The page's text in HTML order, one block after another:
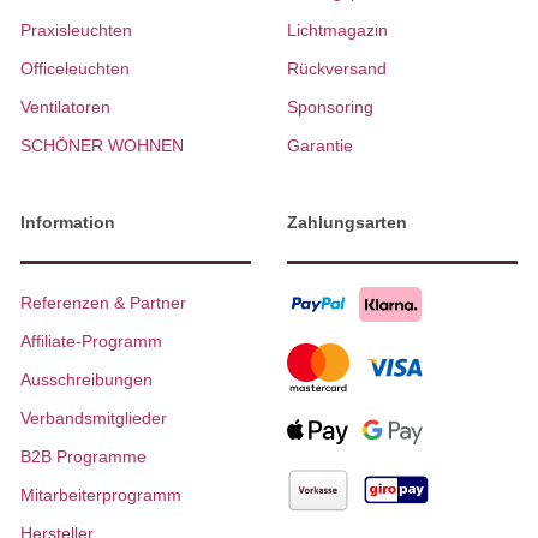
Praxisleuchten
Officeleuchten
Ventilatoren
SCHÖNER WOHNEN
Lichtmagazin
Rückversand
Sponsoring
Garantie
Information
Referenzen & Partner
Affiliate-Programm
Ausschreibungen
Verbandsmitglieder
B2B Programme
Mitarbeiterprogramm
Hersteller
Zahlungsarten